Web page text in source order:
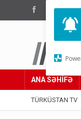
ANA SƏHİFƏ
TÜRKÜSTAN TV